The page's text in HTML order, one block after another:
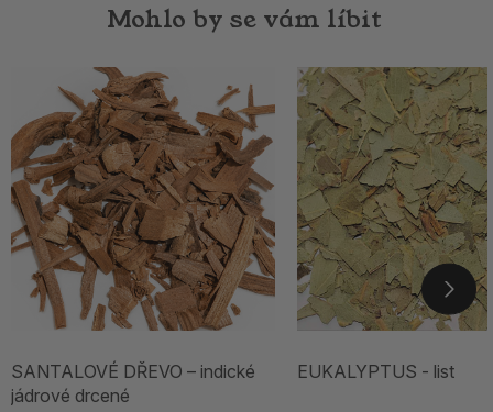
Mohlo by se vám líbit
SANTALOVÉ DŘEVO – indické
jádrové drcené
EUKALYPTUS - list